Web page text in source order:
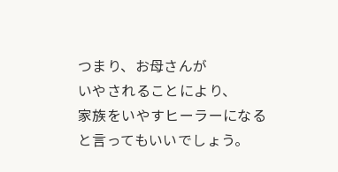
つまり、お母さんが
いやされることにより、
家族をいやすヒーラーになる
と言ってもいいでしょう。